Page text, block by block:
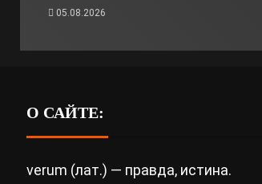
05.08.2026
О САЙТЕ:
verum (лат.) — правда, истина.